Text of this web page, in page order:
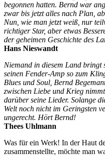
begonnen hatten. Bernd war
zwar bis jetzt alles nach Plan,
Nun, wie man jetzt weiß, nur
richtiger Star, aber etwas
der geheimen Geschichte des
Hans Nieswandt
Niemand in diesem Land bringt
seinen Fender-Amp so zum
Blues und Soul, Bernd
zwischen Liebe und Krieg
darüber seine Lieder. Solange
Welt noch nicht im Geringsten
ungerecht. Hört Bernd!
Thees Uhlmann
Was für ein Werk! In der Haut
zusammenstellte, möchte man